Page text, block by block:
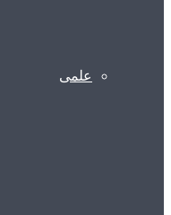
علمی